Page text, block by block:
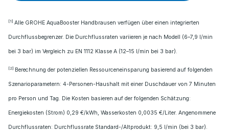
[1] Alle GROHE AquaBooster Handbrausen verfügen über einen integrierten
Durchflussbegrenzer. Die Durchflussraten variieren je nach Modell (6–7,9 l/min
bei 3 bar) im Vergleich zu EN 1112 Klasse A (12–15 l/min bei 3 bar).
[2] Berechnung der potenziellen Ressourceneinsparung basierend auf folgenden
Szenarioparametern: 4-Personen-Haushalt mit einer Duschdauer von 7 Minuten
pro Person und Tag. Die Kosten basieren auf der folgenden Schätzung:
Energiekosten (Strom) 0,29 €/kWh, Wasserkosten 0,0035 €/Liter. Angenommene
Durchflussraten: Durchflussrate Standard-/Altprodukt: 9,5 l/min (bei 3 bar).